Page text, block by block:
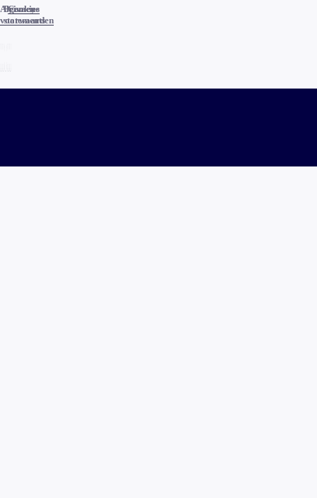
Algemene
voorwaarden
Privacy
statements
Cookies